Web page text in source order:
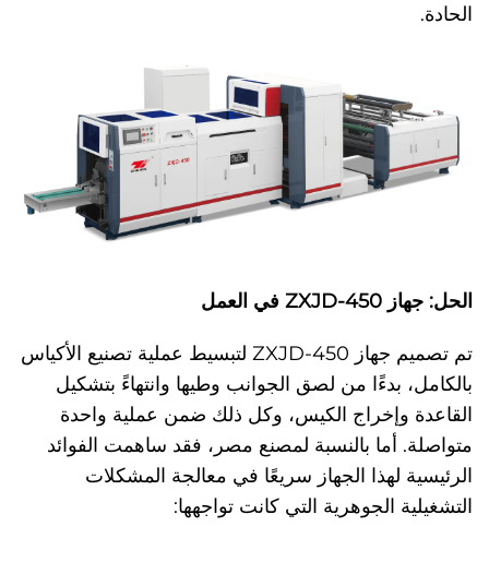
الحادة.
الحل: جهاز ZXJD-450 في العمل
تم تصميم جهاز ZXJD-450 لتبسيط عملية تصنيع الأكياس
بالكامل، بدءًا من لصق الجوانب وطيها وانتهاءً بتشكيل
القاعدة وإخراج الكيس، وكل ذلك ضمن عملية واحدة
متواصلة. أما بالنسبة لمصنع مصر، فقد ساهمت الفوائد
الرئيسية لهذا الجهاز سريعًا في معالجة المشكلات
التشغيلية الجوهرية التي كانت تواجهها: